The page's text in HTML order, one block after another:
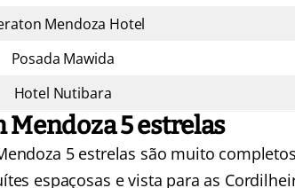
Mendoza Hotel
Posada Mawida
Hotel Nutibara
Mendoza 5 estrelas
5 estrelas são muito
espaçosas e vista para as